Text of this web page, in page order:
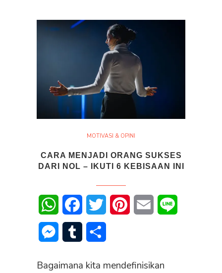
MOTIVASI & OPINI
CARA MENJADI ORANG SUKSES
DARI NOL – IKUTI 6 KEBISAAN INI
WhatsAppFacebookTwitter PinterestEmail
Messenger
Tumblr
Bagaimana kita mendefinisikan